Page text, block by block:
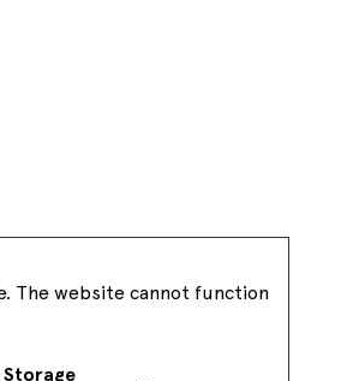
The website cannot function
Storage